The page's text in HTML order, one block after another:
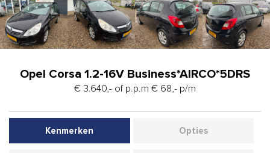
Opel Corsa 1.2-16V Business*AIRCO*5DRS
€ 3.640,- of p.p.m € 68,- p/m
Kenmerken Opties